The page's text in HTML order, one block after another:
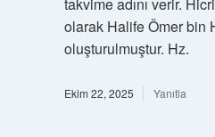
olarak Halife Ömer bin
oluşturulmuştur. Hz.
Ekim 22, 2025 Yanıtla